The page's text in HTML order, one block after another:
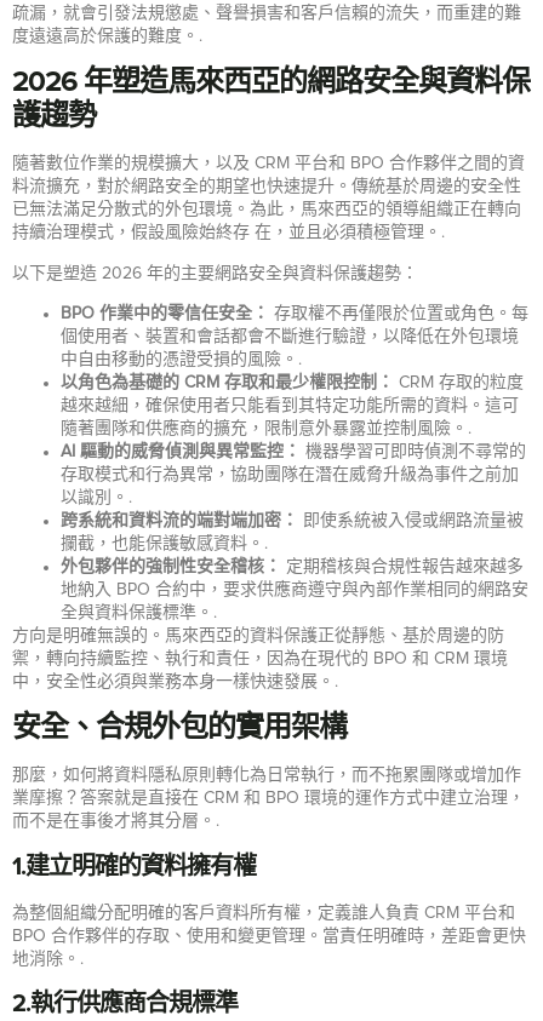
疏漏，就會引發法規懲處、聲譽損害和客戶信賴的流失，而重建的難
度遠遠高於保護的難度。.
2026 年塑造馬來西亞的網路安全與資料保
護趨勢
隨著數位作業的規模擴大，以及 CRM 平台和 BPO 合作夥伴之間的資
料流擴充，對於網路安全的期望也快速提升。傳統基於周邊的安全性
已無法滿足分散式的外包環境。為此，馬來西亞的領導組織正在轉向
持續治理模式，假設風險始終存 在，並且必須積極管理。.
以下是塑造 2026 年的主要網路安全與資料保護趨勢：
BPO 作業中的零信任安全： 存取權不再僅限於位置或角色。每
個使用者、裝置和會話都會不斷進行驗證，以降低在外包環境
中自由移動的憑證受損的風險。.
以角色為基礎的 CRM 存取和最少權限控制：
CRM 存取的粒度
越來越細，確保使用者只能看到其特定功能所需的資料。這可
隨著團隊和供應商的擴充，限制意外暴露並控制風險。.
AI 驅動的威脅偵測與異常監控：
機器學習可即時偵測不尋常的
存取模式和行為異常，協助團隊在潛在威脅升級為事件之前加
以識別。.
跨系統和資料流的端對端加密：
即使系統被入侵或網路流量被
攔截，也能保護敏感資料。.
外包夥伴的強制性安全稽核：
定期稽核與合規性報告越來越多
地納入 BPO 合約中，要求供應商遵守與內部作業相同的網路安
全與資料保護標準。.
方向是明確無誤的。馬來西亞的資料保護正從靜態、基於周邊的防
禦，轉向持續監控、執行和責任，因為在現代的 BPO 和 CRM 環境
中，安全性必須與業務本身一樣快速發展。.
安全、合規外包的實用架構
那麼，如何將資料隱私原則轉化為日常執行，而不拖累團隊或增加作
業摩擦？答案就是直接在 CRM 和 BPO 環境的運作方式中建立治理，
而不是在事後才將其分層。.
1.建立明確的資料擁有權
為整個組織分配明確的客戶資料所有權，定義誰人負責 CRM 平台和
BPO 合作夥伴的存取、使用和變更管理。當責任明確時，差距會更快
地消除。.
2.執行供應商合規標準